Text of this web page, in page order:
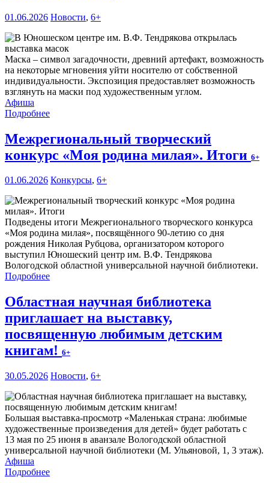
01.06.2026 Новости, 6+
Маска – символ загадочности, древний артефакт, возможность
на некоторые мгновения уйти носителю от собственной
индивидуальности. Экспозиция предоставляет возможность
взглянуть на маски под художественным углом.
Афиша
Подробнее
Межрегиональный творческий
конкурс «Моя родина милая». Итоги 6+
01.06.2026 Конкурсы, 6+
Подведены итоги Межрегионального творческого конкурса
«Моя родина милая», посвящённого 90-летию со дня
рождения Николая Рубцова, организатором которого
выступил Юношеский центр им. В.Ф. Тендрякова
Вологодской областной универсальной научной библиотеки.
Подробнее
Областная научная библиотека
приглашает на выставку,
посвященную любимым детским
книгам! 6+
30.05.2026 Новости, 6+
Большая выставка-просмотр «Маленькая страна: любимые
художественные произведения для детей» будет работать с
13 мая по 25 июня в аванзале Вологодской областной
универсальной научной библиотеки (М. Ульяновой, 1, 3 этаж).
Афиша
Подробнее